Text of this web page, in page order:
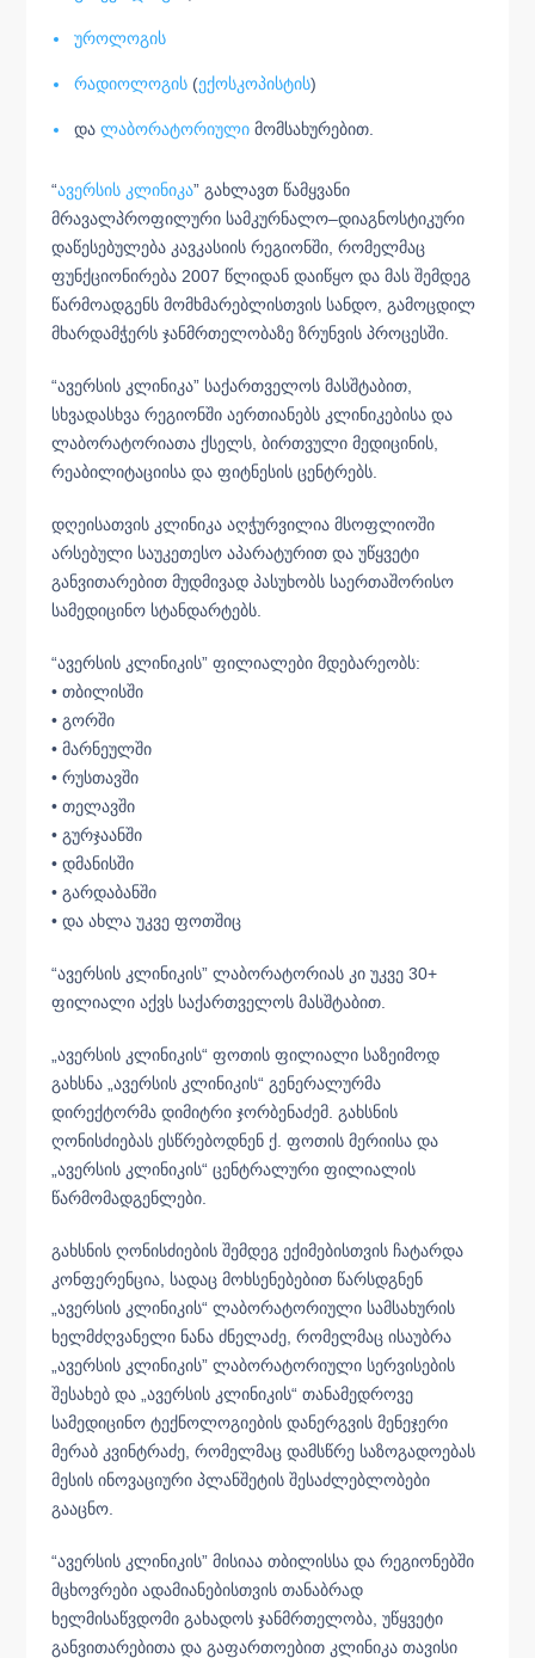
უროლოგის
რადიოლოგის(ექოსკოპისტის)
და ლაბორატორიულიმომსახურებით.
“ავერსის კლინიკა” გახლავთ წამყვანი
მრავალპროფილური სამკურნალო–დიაგნოსტიკური
დაწესებულება კავკასიის რეგიონში, რომელმაც
ფუნქციონირება 2007 წლიდან დაიწყო და მას შემდეგ
წარმოადგენს მომხმარებლისთვის სანდო, გამოცდილ
მხარდამჭერს ჯანმრთელობაზე ზრუნვის პროცესში.
“ავერსის კლინიკა” საქართველოს მასშტაბით,
სხვადასხვა რეგიონში აერთიანებს კლინიკებისა და
ლაბორატორიათა ქსელს, ბირთვული მედიცინის,
რეაბილიტაციისა და ფიტნესის ცენტრებს.
დღეისათვის კლინიკა აღჭურვილია მსოფლიოში
არსებული საუკეთესო აპარატურით და უწყვეტი
განვითარებით მუდმივად პასუხობს საერთაშორისო
სამედიცინო სტანდარტებს.
“ავერსის კლინიკის” ფილიალები მდებარეობს:
• თბილისში
• გორში
• მარნეულში
• რუსთავში
• თელავში
• გურჯაანში
• დმანისში
• გარდაბანში
• და ახლა უკვე ფოთშიც
“ავერსის კლინიკის” ლაბორატორიას კი უკვე 30+
ფილიალი აქვს საქართველოს მასშტაბით.
„ავერსის კლინიკის“ ფოთის ფილიალი საზეიმოდ
გახსნა „ავერსის კლინიკის“ გენერალურმა
დირექტორმა დიმიტრი ჯორბენაძემ. გახსნის
ღონისძიებას ესწრებოდნენ ქ. ფოთის მერიისა და
„ავერსის კლინიკის“ ცენტრალური ფილიალის
წარმომადგენლები.
გახსნის ღონისძიების შემდეგ ექიმებისთვის ჩატარდა
კონფერენცია, სადაც მოხსენებებით წარსდგნენ
„ავერსის კლინიკის“ ლაბორატორიული სამსახურის
ხელმძღვანელი ნანა ძნელაძე, რომელმაც ისაუბრა
„ავერსის კლინიკის” ლაბორატორიული სერვისების
შესახებ და „ავერსის კლინიკის“ თანამედროვე
სამედიცინო ტექნოლოგიების დანერგვის მენეჯერი
მერაბ კვინტრაძე, რომელმაც დამსწრე საზოგადოებას
მესის ინოვაციური პლანშეტის შესაძლებლობები
გააცნო.
“ავერსის კლინიკის” მისიაა თბილისსა და რეგიონებში
მცხოვრები ადამიანებისთვის თანაბრად
ხელმისაწვდომი გახადოს ჯანმრთელობა, უწყვეტი
განვითარებითა და გაფართოებით კლინიკა თავისი